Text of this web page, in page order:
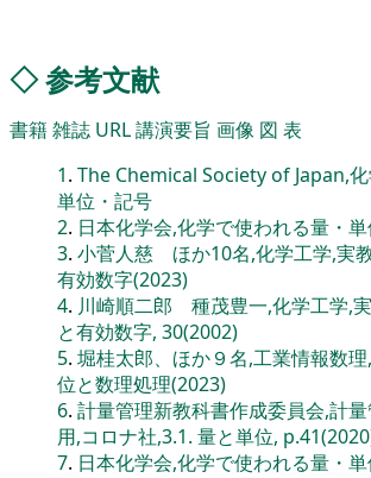
◇参考文献
書籍雑誌 URL講演要旨 画像 図 表
1. The Chemical Society of Japan,化
単位・記号
2. 日本化学会,化学で使われる量・
3. 小菅人慈 ほか10名,化学工学,実
有効数字(2023)
4. 川崎順二郎 種茂豊一,化学工学,
と有効数字, 30(2002)
5. 堀桂太郎、ほか９名,工業情報数
位と数理処理(2023)
6. 計量管理新教科書作成委員会,計
用,コロナ社,3.1. 量と単位,
7. 日本化学会,化学で使われる量・